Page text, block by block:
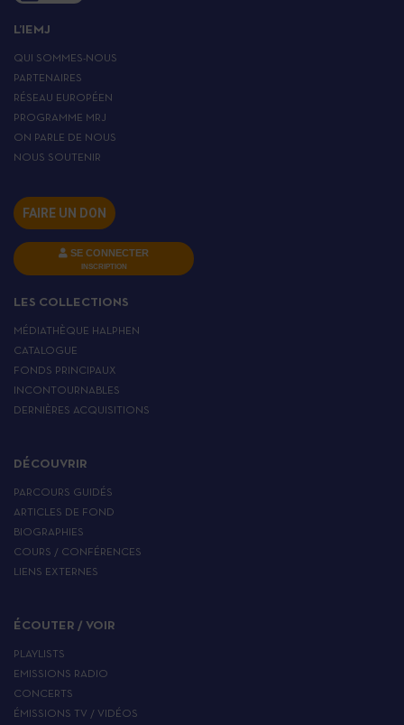
L’IEMJ
QUI SOMMES-NOUS
PARTENAIRES
RÉSEAU EUROPÉEN
PROGRAMME MRJ
ON PARLE DE NOUS
NOUS SOUTENIR
FAIRE UN DON
SE CONNECTER
INSCRIPTION
LES COLLECTIONS
MÉDIATHÈQUE HALPHEN
CATALOGUE
FONDS PRINCIPAUX
INCONTOURNABLES
DERNIÈRES ACQUISITIONS
DÉCOUVRIR
PARCOURS GUIDÉS
ARTICLES DE FOND
BIOGRAPHIES
COURS / CONFÉRENCES
LIENS EXTERNES
ÉCOUTER / VOIR
PLAYLISTS
EMISSIONS RADIO
CONCERTS
ÉMISSIONS TV / VIDÉOS